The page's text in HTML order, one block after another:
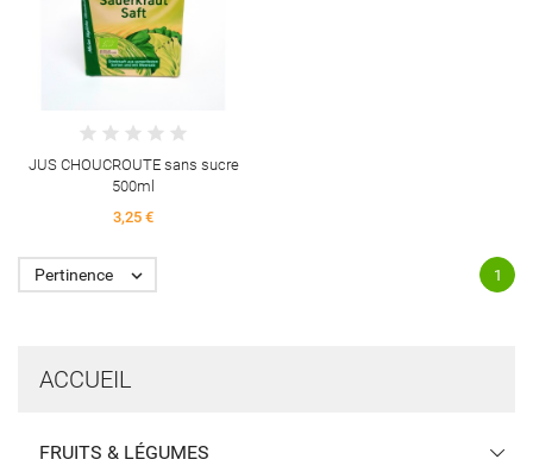
ACCUEIL
FRUITS & LÉGUMES
JUS CHOUCROUTE sans sucre
500ml
3,25 €
Pertinence  1